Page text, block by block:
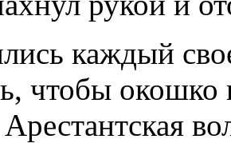
каждый
чтобы окошко